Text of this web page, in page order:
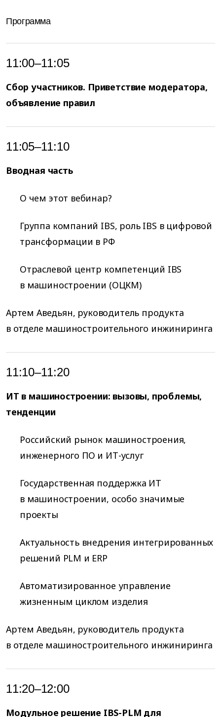
Программа
11:00–11:05
Сбор участников. Приветствие модератора,
объявление правил
11:05–11:10
Вводная часть
О чем этот вебинар?
Группа компаний IBS, роль IBS в цифровой
трансформации в РФ
Отраслевой центр компетенций IBS
в машиностроении (ОЦКМ)
Артем Аведьян, руководитель продукта
в отделе машиностроительного инжиниринга
11:10–11:20
ИТ в машиностроении: вызовы, проблемы,
тенденции
Российский рынок машиностроения,
инженерного ПО и ИТ-услуг
Государственная поддержка ИТ
в машиностроении, особо значимые
проекты
Актуальность внедрения интегрированных
решений PLM и ERP
Автоматизированное управление
жизненным циклом изделия
Артем Аведьян, руководитель продукта
в отделе машиностроительного инжиниринга
11:20–12:00
Модульное решение IBS-PLM для